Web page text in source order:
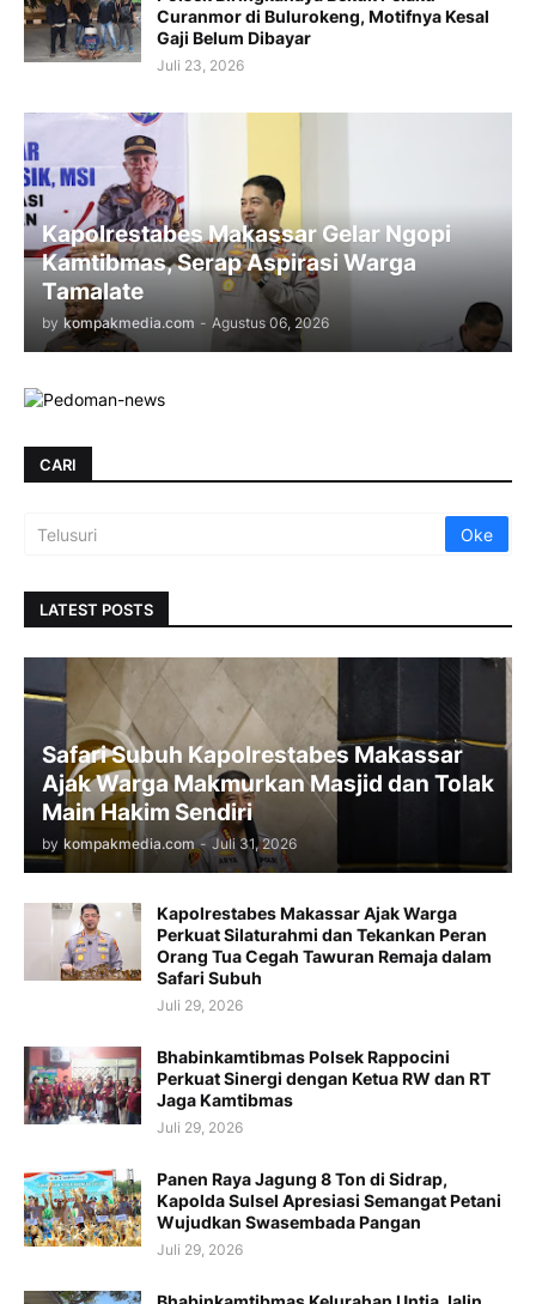
Curanmor di Bulurokeng, Motifnya Kesal
Gaji Belum Dibayar
Juli 23, 2026
Kapolrestabes Makassar Gelar Ngopi
Kamtibmas, Serap Aspirasi Warga
Tamalate
by kompakmedia.com - Agustus 06, 2026
CARI
LATEST POSTS
Safari Subuh Kapolrestabes Makassar
Ajak Warga Makmurkan Masjid dan Tolak
Main Hakim Sendiri
by kompakmedia.com - Juli 31, 2026
Kapolrestabes Makassar Ajak Warga
Perkuat Silaturahmi dan Tekankan Peran
Orang Tua Cegah Tawuran Remaja dalam
Safari Subuh
Juli 29, 2026
Bhabinkamtibmas Polsek Rappocini
Perkuat Sinergi dengan Ketua RW dan RT
Jaga Kamtibmas
Juli 29, 2026
Panen Raya Jagung 8 Ton di Sidrap,
Kapolda Sulsel Apresiasi Semangat Petani
Wujudkan Swasembada Pangan
Juli 29, 2026